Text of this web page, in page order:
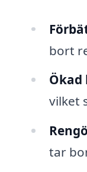
bort
Ökad
vilket
tar